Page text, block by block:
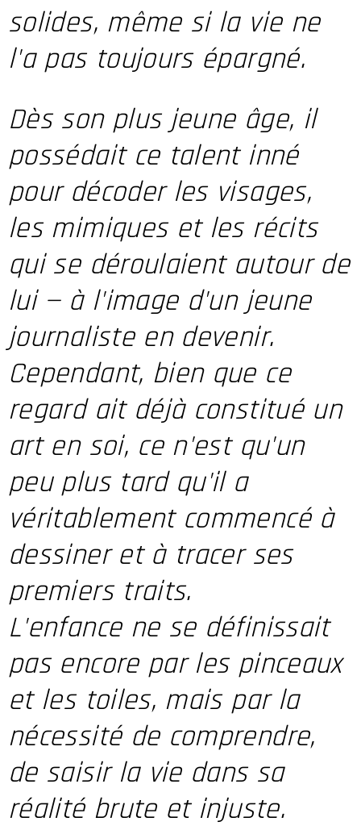
solides, même si la vie ne
l'a pas toujours épargné.
Dès son plus jeune âge, il
possédait ce talent inné
pour décoder les visages,
les mimiques et les récits
qui se déroulaient autour de
lui — à l'image d'un jeune
journaliste en devenir.
Cependant, bien que ce
regard ait déjà constitué un
art en soi, ce n'est qu'un
peu plus tard qu'il a
véritablement commencé à
dessiner et à tracer ses
premiers traits.
L'enfance ne se définissait
pas encore par les pinceaux
et les toiles, mais par la
nécessité de comprendre,
de saisir la vie dans sa
réalité brute et injuste.